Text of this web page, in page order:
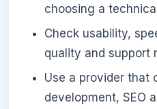
choosing a
Check usability,
quality and support
Use a provider that
development, SEO